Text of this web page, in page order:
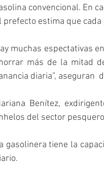
convencional. En
prefecto estima que
muchas espectativas
más de la mitad
diaria”, aseguran
Benítez,
del sector
gasolinera tiene la